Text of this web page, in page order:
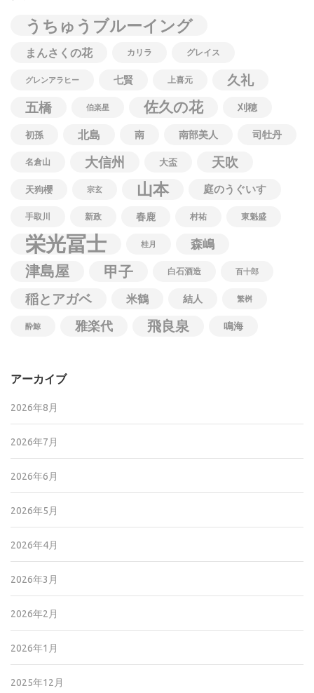
うちゅうブルーイング
まんさくの花 カリラ グレイス
グレンアラヒー 七賢 上喜元
久礼
五橋
伯楽星 佐久の花 刈穂
初孫 北島 南 南部美人 司牡丹
名倉山 大信州 大盃 天吹
天狗櫻 宗玄 山本 庭のうぐいす
手取川 新政 春鹿 村祐 東魁盛
栄光冨士 桂月 森嶋
津島屋 甲子 白石酒造 百十郎
稲とアガベ 米鶴 結人 繁桝
酔鯨 雅楽代 飛良泉 鳴海
アーカイブ
2026年8月
2026年7月
2026年6月
2026年5月
2026年4月
2026年3月
2026年2月
2026年1月
2025年12月